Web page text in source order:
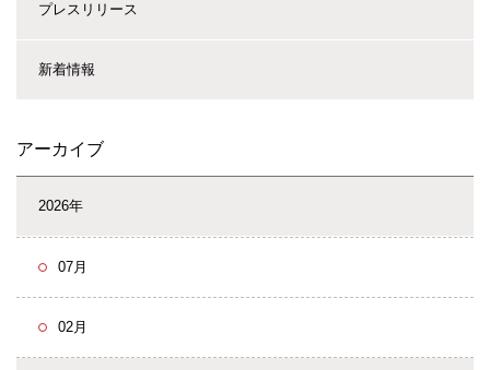
プレスリリース
新着情報
アーカイブ
2026年
07月
02月